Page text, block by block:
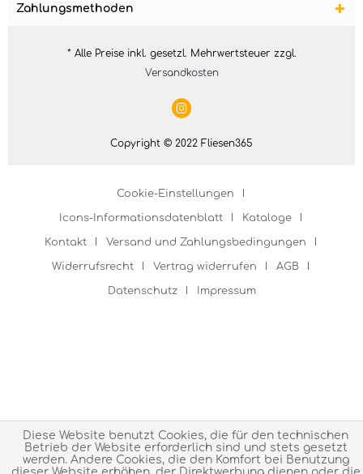
Zahlungsmethoden
* Alle Preise inkl. gesetzl. Mehrwertsteuer zzgl.
Versandkosten
Copyright © 2022 Fliesen365
Cookie-Einstellungen
Icons-Informationsdatenblatt Kataloge
Kontakt Versand und Zahlungsbedingungen
Widerrufsrecht Vertrag widerrufen AGB
Datenschutz Impressum
Diese Website benutzt Cookies, die für den technischen
Betrieb der Website erforderlich sind und stets gesetzt
werden. Andere Cookies, die den Komfort bei Benutzung